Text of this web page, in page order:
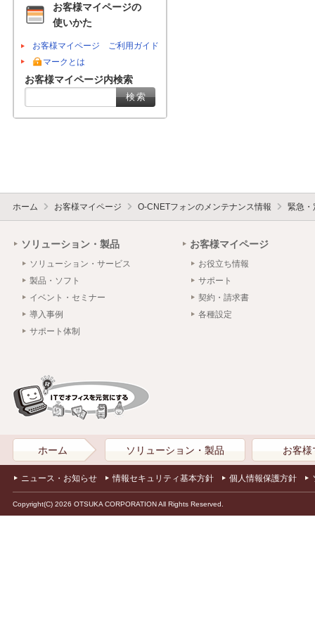
お客様マイページの
使いかた
お客様マイページ ご利用ガイド
マークとは
お客様マイページ内検索
ホーム お客様マイページ O-CNETフォンのメンテナンス情報 緊急・
ソリューション・製品
ソリューション・サービス
製品・ソフト
イベント・セミナー
導入事例
サポート体制
お客様マイページ
お役立ち情報
サポート
契約・請求書
各種設定
ホーム ソリューション・製品 お客様
ニュース・お知らせ 情報セキュリティ基本方針 個人情報保護方針
Copyright(C) 2026 OTSUKA CORPORATION All Rights Reserved.